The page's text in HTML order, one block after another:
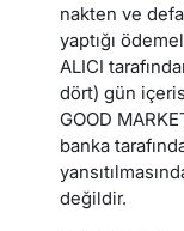
nakten ve
yaptığı
ALICI
dört) gün
GOOD
banka
değildir.